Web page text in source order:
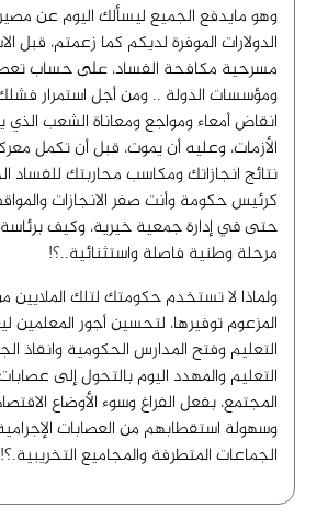
وهو مايدفع الجميع ليسألك اليوم عن
الدولارات الموفرة لديكم كما زعمتم، قبل
مسرحية مكافحة الفساد، على حساب
ومؤسسات الدولة .. ومن أجل استمرار
انقاض أمعاء ومواجع ومعاناة الشعب الذي
الأزمات، وعليه أن يموت، قبل أن تكمل
نتائج انجازاتك ومكاسب محاربتك للفساد
كرئيس حكومة وأنت صفر الانجازات
حتى في إدارة جمعية خيرية، وكيف
مرحلة وطنية فاصلة واستثنائية..؟!
ولماذا لا تستخدم حكومتك لتلك الملايين
المزعوم توفيرها، لتحسين أجور المعلمين
التعليم وفتح المدارس الحكومية وانقاذ
التعليم والمهدد اليوم بالتحول إلى
المجتمع، بفعل الفراغ وسوء الأوضاع
وسهولة استقطابهم من العصابات
الجماعات المتطرفة والمجاميع التخريبية.؟!